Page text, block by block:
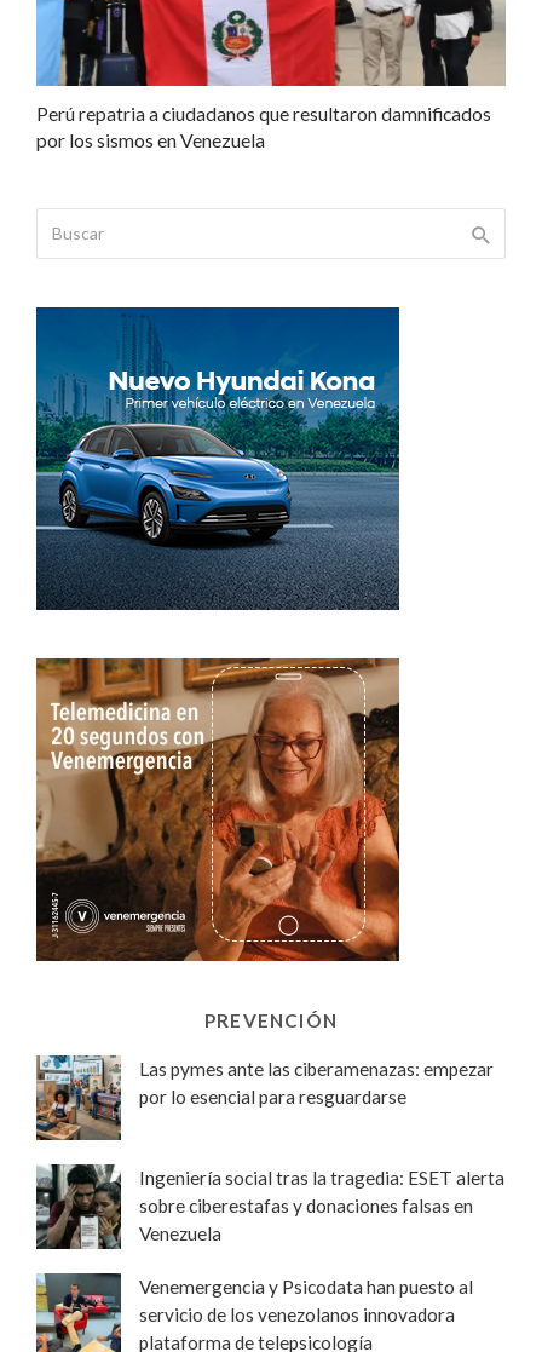
Perú repatria a ciudadanos que resultaron damnificados
por los sismos en Venezuela
PREVENCIÓN
Las pymes ante las ciberamenazas: empezar
por lo esencial para resguardarse
Ingeniería social tras la tragedia: ESET alerta
sobre ciberestafas y donaciones falsas en
Venezuela
Venemergencia y Psicodata han puesto al
servicio de los venezolanos innovadora
plataforma de telepsicología